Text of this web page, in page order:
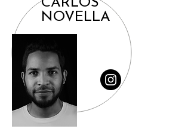
CARLOS
NOVELLA